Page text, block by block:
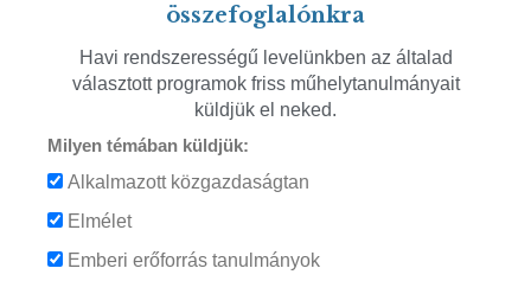
összefoglalónkra
Havi rendszerességű levelünkben az általad
választott programok friss műhelytanulmányait
küldjük el neked.
Milyen témában küldjük:
Alkalmazott közgazdaságtan
Elmélet
Emberi erőforrás tanulmányok